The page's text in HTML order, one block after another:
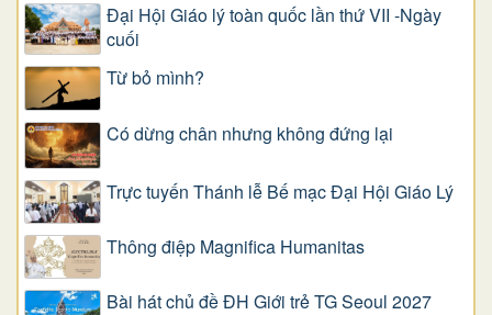
Đại Hội Giáo lý toàn quốc lần thứ VII -Ngày
cuối
Từ bỏ mình?
Có dừng chân nhưng không đứng lại
Trực tuyến Thánh lễ Bế mạc Đại Hội Giáo Lý
Thông điệp Magnifica Humanitas
Bài hát chủ đề ĐH Giới trẻ TG Seoul 2027